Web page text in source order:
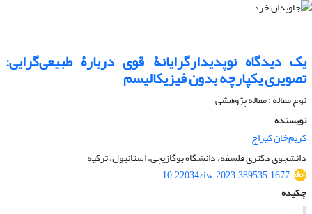
یک دیدگاه نوپدیدارگرایانۀ قوی دربارۀ طبیعی‌گرایی:
تصویری یکپارچه بدون فیزیکالیسم
نوع مقاله : مقاله پژوهشی
نویسنده
کریم‌خان کیراچ
دانشجوی دکتری فلسفه، دانشگاه بوگازیچی، استانبول، ترکیه
10.22034/iw.2023.389535.1677
چکیده